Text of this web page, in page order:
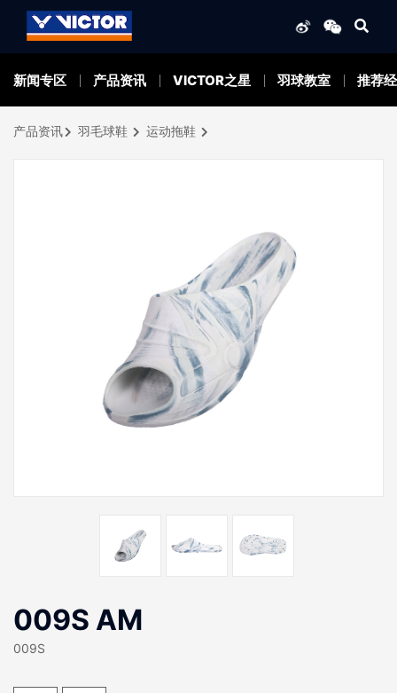
新闻专区 产品资讯 VICTOR之星 羽球教室 推荐
产品资讯 羽毛球鞋 运动拖鞋
009S AM
009S